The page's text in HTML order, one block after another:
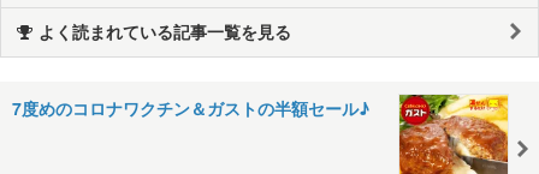
よく読まれている記事一覧を見る
7度めのコロナワクチン＆ガストの半額セール♪